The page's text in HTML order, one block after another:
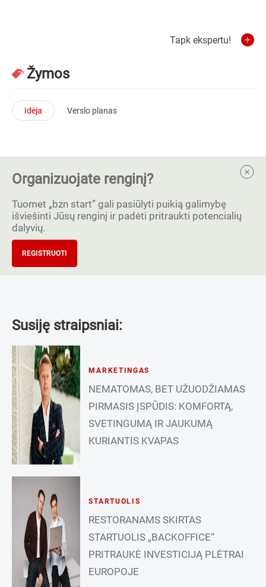
Tapk ekspertu!
Žymos
Idėja Verslo planas
Organizuojate renginį?
Tuomet „bzn start” gali pasiūlyti puikią galimybę
išviešinti Jūsų renginį ir padėti pritraukti potencialių
dalyvių.
REGISTRUOTI
Susiję straipsniai:
MARKETINGAS
NEMATOMAS, BET UŽUODŽIAMAS
PIRMASIS ĮSPŪDIS: KOMFORTĄ,
SVETINGUMĄ IR JAUKUMĄ
KURIANTIS KVAPAS
STARTUOLIS
RESTORANAMS SKIRTAS
STARTUOLIS „BACKOFFICE“
PRITRAUKĖ INVESTICIJĄ PLĖTRAI
EUROPOJE